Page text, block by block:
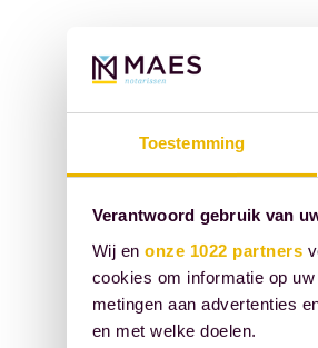
Toestemming
Verantwoord gebruik van
Wij en onze 1022 partners
cookies om informatie op
metingen aan advertenties
en met welke doelen.